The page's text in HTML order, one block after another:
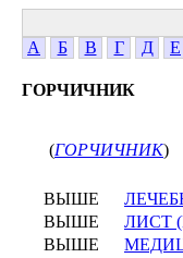
А
Б В Г Д Е
ГОРЧИЧНИК
(ГОРЧИЧНИК)
ВЫШЕ
ВЫШЕ
ЛИСТ
ВЫШЕ